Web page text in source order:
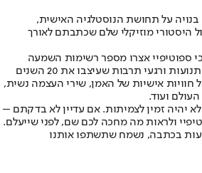
בנויה על תחושת הנוסטלגיה האישית,
היסטורי מוזיקלי שלם שכתבתם לאורך
ספוטיפיי אצרו מספר רשימות השמעה
ציבוריות המייצגות עידנים, תנועות ורגעי תרבות שעיצבו את 20 השנים
חוויות אישיות של האמן, שירי העצמה נשית,
ועוד.
יהיה זמין לצמיתות. אם עדיין לא בדקתם –
ולראות מה מחכה לכם שם, לפני שייעלם.
בכתבה, נשמח שתשתפו אותנו